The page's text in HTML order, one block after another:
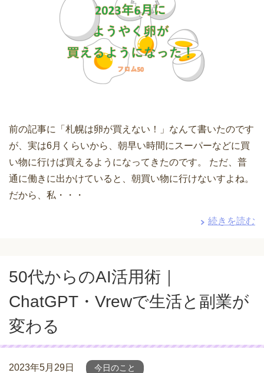
前の記事に「札幌は卵が買えない！」なんて書いたのです
が、実は6月くらいから、朝早い時間にスーパーなどに買
い物に行けば買えるようになってきたのです。 ただ、普
通に働きに出かけていると、朝買い物に行けないすよね。
だから、私・・・
続きを読む
50代からのAI活用術｜
ChatGPT・Vrewで生活と副業が
変わる
2023年5月29日 今日のこと